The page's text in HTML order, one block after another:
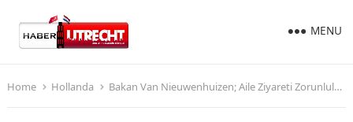
MENU
Home Hollanda Bakan Van Nieuwenhuizen; Aile Ziyareti Zorunluluk Değil Türkiye’ye Gitmeyin